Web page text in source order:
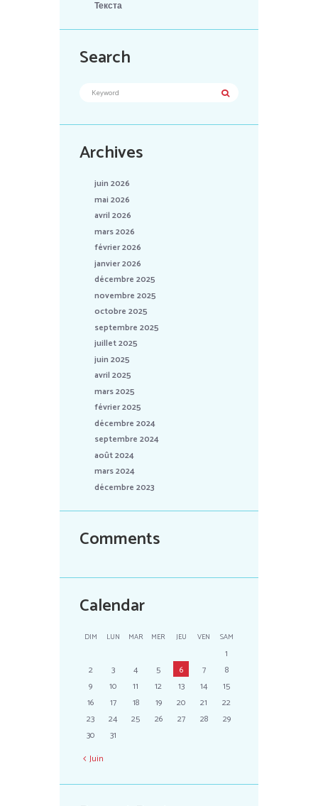
Текста
Search
Archives
juin 2026
mai 2026
avril 2026
mars 2026
février 2026
janvier 2026
décembre 2025
novembre 2025
octobre 2025
septembre 2025
juillet 2025
juin 2025
avril 2025
mars 2025
février 2025
décembre 2024
septembre 2024
août 2024
mars 2024
décembre 2023
Comments
Calendar
DIM LUN MAR MER JEU VEN SAM
1
2
3 4 5 6 7
8
9
10 11 12 13 14
15
16
17 18 19 20 21
22
23
24 25 26 27 28
29
30
31
Juin